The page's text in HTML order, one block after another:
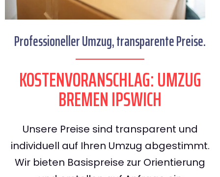
Professioneller Umzug, transparente Preise.
KOSTENVORANSCHLAG: UMZUG
BREMEN IPSWICH
Unsere Preise sind transparent und
individuell auf Ihren Umzug abgestimmt.
Wir bieten Basispreise zur Orientierung